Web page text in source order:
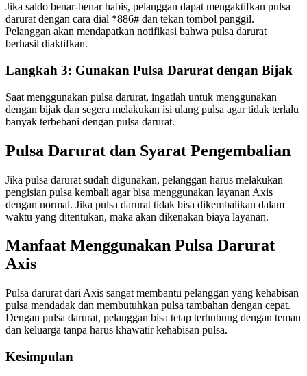
Jika saldo benar-benar habis, pelanggan dapat mengaktifkan pulsa
darurat dengan cara dial *886# dan tekan tombol panggil.
Pelanggan akan mendapatkan notifikasi bahwa pulsa darurat
berhasil diaktifkan.
Langkah 3: Gunakan Pulsa Darurat dengan Bijak
Saat menggunakan pulsa darurat, ingatlah untuk menggunakan
dengan bijak dan segera melakukan isi ulang pulsa agar tidak terlalu
banyak terbebani dengan pulsa darurat.
Pulsa Darurat dan Syarat Pengembalian
Jika pulsa darurat sudah digunakan, pelanggan harus melakukan
pengisian pulsa kembali agar bisa menggunakan layanan Axis
dengan normal. Jika pulsa darurat tidak bisa dikembalikan dalam
waktu yang ditentukan, maka akan dikenakan biaya layanan.
Manfaat Menggunakan Pulsa Darurat
Axis
Pulsa darurat dari Axis sangat membantu pelanggan yang kehabisan
pulsa mendadak dan membutuhkan pulsa tambahan dengan cepat.
Dengan pulsa darurat, pelanggan bisa tetap terhubung dengan teman
dan keluarga tanpa harus khawatir kehabisan pulsa.
Kesimpulan